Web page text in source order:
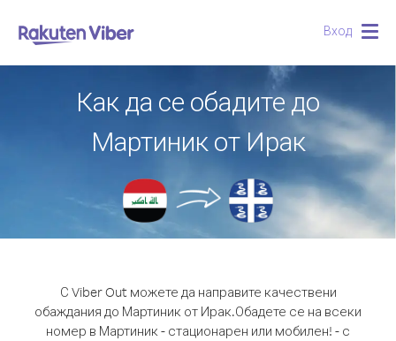
Вход
Как да се обадите до
Мартиник от Ирак
С Viber Out можете да направите качествени
обаждания до Мартиник от Ирак.Обадете се на всеки
номер в Мартиник - стационарен или мобилен! - с